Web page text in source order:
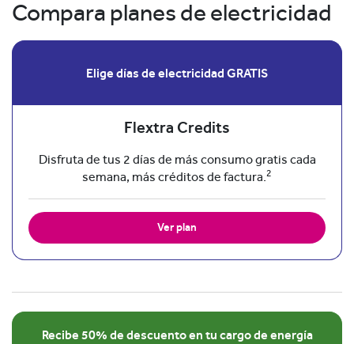
Compara planes de electricidad
Elige días de electricidad GRATIS
Flextra Credits
Disfruta de tus 2 días de más consumo gratis cada
semana, más créditos de factura. 2
Ver plan
Recibe 50% de descuento en tu cargo de energía